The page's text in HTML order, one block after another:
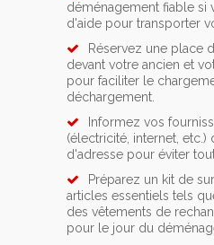
déménagement fiable si
d'aide pour transporter
Réservez une place
devant votre ancien et
pour faciliter le
déchargement.
Informez vos
(électricité, internet,
d'adresse pour éviter
Préparez un kit de
articles essentiels tels
des vêtements de
pour le jour du